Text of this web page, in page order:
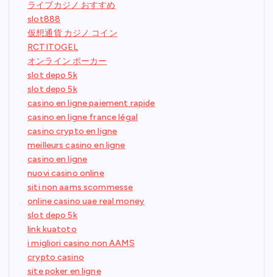
ライブカジノ おすすめ
slot888
仮想通貨 カジノ コイン
RCTITOGEL
オンライン ポーカー
slot depo 5k
slot depo 5k
casino en ligne paiement rapide
casino en ligne france légal
casino crypto en ligne
meilleurs casino en ligne
casino en ligne
nuovi casino online
siti non aams scommesse
online casino uae real money
slot depo 5k
link kuatoto
i migliori casino non AAMS
crypto casino
site poker en ligne